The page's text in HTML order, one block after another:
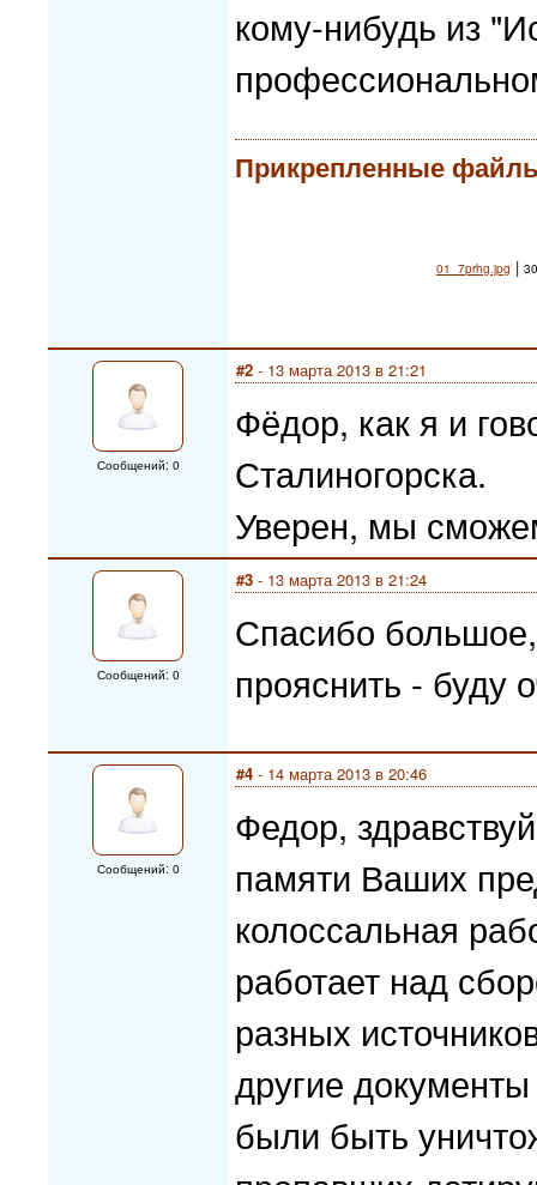
кому-нибудь из
Прикрепленные
01_7prhg.jpg |
Сообщений: 0
#2 - 13 марта 2013 в 21:21
Фёдор, как я и
Сталиногорска.
Уверен, мы
Сообщений: 0
#3 - 13 марта 2013 в 21:24
Спасибо
прояснить - буду
Сообщений: 0
#4 - 14 марта 2013 в 20:46
Федор,
памяти Ваших
колоссальная
работает над
разных
другие
были быть